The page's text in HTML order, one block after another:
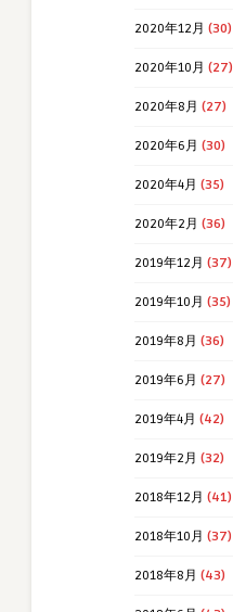
2020年12月 (30)
2020年10月 (27)
2020年8月 (27)
2020年6月 (30)
2020年4月 (35)
2020年2月 (36)
2019年12月 (37)
2019年10月 (35)
2019年8月 (36)
2019年6月 (27)
2019年4月 (42)
2019年2月 (32)
2018年12月 (41)
2018年10月 (37)
2018年8月 (43)